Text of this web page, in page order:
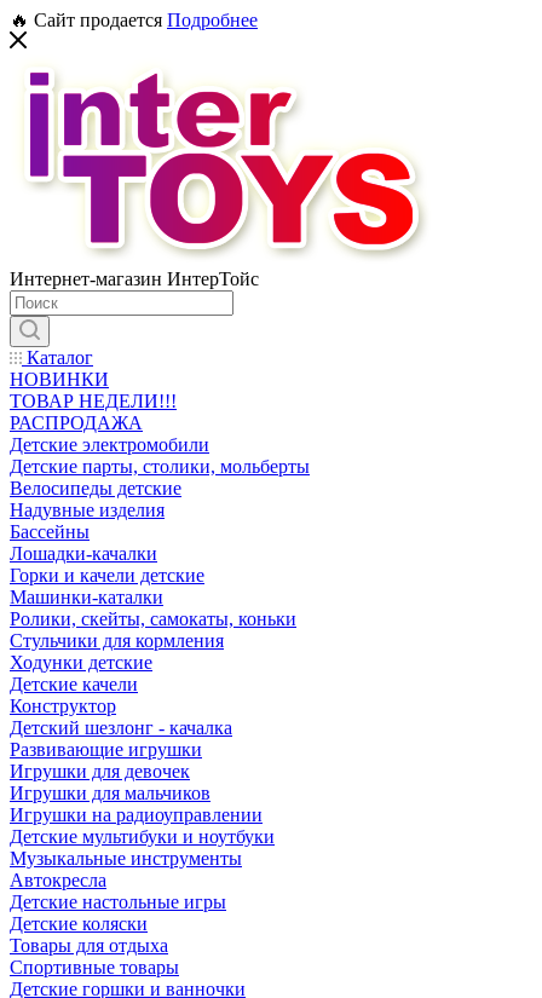
🔥 Сайт продается Подробнее
Интернет-магазин ИнтерТойс
Каталог
НОВИНКИ
ТОВАР НЕДЕЛИ!!!
РАСПРОДАЖА
Детские электромобили
Детские парты, столики, мольберты
Велосипеды детские
Надувные изделия
Бассейны
Лошадки-качалки
Горки и качели детские
Машинки-каталки
Ролики, скейты, самокаты, коньки
Стульчики для кормления
Ходунки детские
Детские качели
Конструктор
Детский шезлонг - качалка
Развивающие игрушки
Игрушки для девочек
Игрушки для мальчиков
Игрушки на радиоуправлении
Детские мультибуки и ноутбуки
Музыкальные инструменты
Автокресла
Детские настольные игры
Детские коляски
Товары для отдыха
Спортивные товары
Детские горшки и ванночки